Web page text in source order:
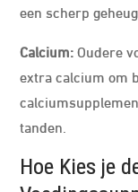
een scherp
Calcium:Oudere
extra calcium om
tanden.
Hoe Kies je